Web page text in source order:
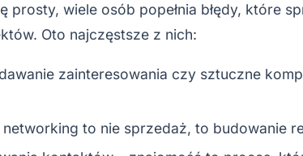
prosty, wiele osób popełnia błędy, które
Oto najczęstsze z nich:
zainteresowania czy sztuczne
to nie sprzedaż, to budowanie